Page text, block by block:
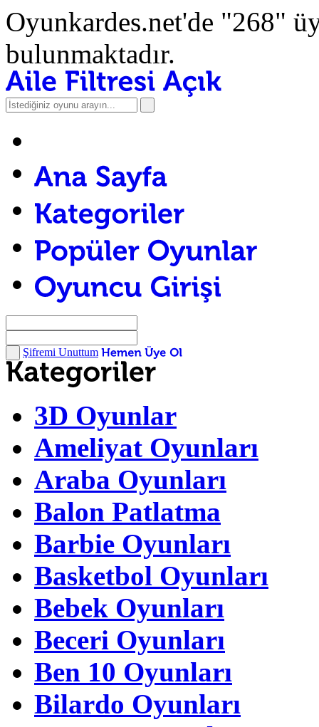
Oyunkardes.net'de "268"
bulunmaktadır.
Şifremi Unuttum
3D Oyunlar
Ameliyat Oyunları
Araba Oyunları
Balon Patlatma
Barbie Oyunları
Basketbol Oyunları
Bebek Oyunları
Beceri Oyunları
Ben 10 Oyunları
Bilardo Oyunları